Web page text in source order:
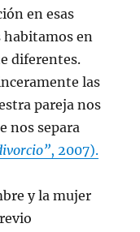
en esas
habitamos en
diferentes.
las
pareja nos
nos separa
, 2007).
y la mujer